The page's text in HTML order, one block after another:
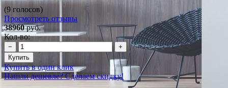
(9 голосов)
Просмотреть отзывы
38960руб.
Кол-во:
−
+
Купить
Купить в один клик
Нашли дешевле? Сделаем скидку!